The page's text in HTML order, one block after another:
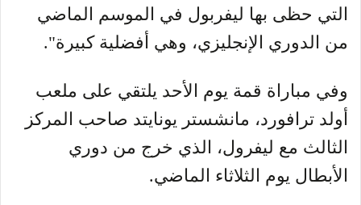
التي حظى بها ليفربول في الموسم الماضي
من الدوري الإنجليزي، وهي أفضلية كبيرة".
وفي مباراة قمة يوم الأحد يلتقي على ملعب
أولد ترافورد، مانشستر يونايتد صاحب المركز
الثالث مع ليفرول، الذي خرج من دوري
الأبطال يوم الثلاثاء الماضي.